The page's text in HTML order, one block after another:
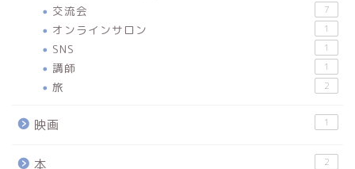
交流会 7
オンラインサロン 1
SNS 1
講師 1
旅 2
映画 1
本 2